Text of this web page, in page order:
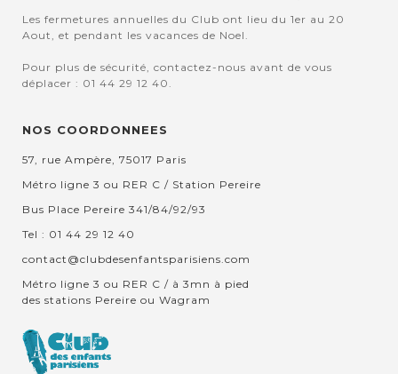
Les fermetures annuelles du Club ont lieu du 1er au 20
Aout, et pendant les vacances de Noel.
Pour plus de sécurité, contactez-nous avant de vous
déplacer : 01 44 29 12 40.
NOS COORDONNEES
57, rue Ampère, 75017 Paris
Métro ligne 3 ou RER C / Station Pereire
Bus Place Pereire 341/84/92/93
Tel : 01 44 29 12 40
contact@clubdesenfantsparisiens.com
Métro ligne 3 ou RER C / à 3mn à pied
des stations Pereire ou Wagram